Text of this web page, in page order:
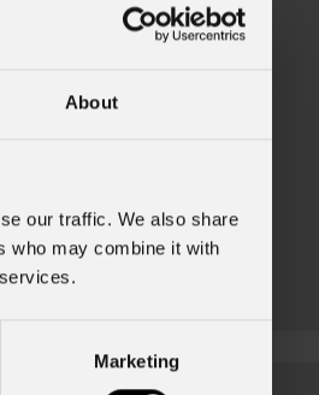
About
our traffic. We also share
who may combine it with
Marketing